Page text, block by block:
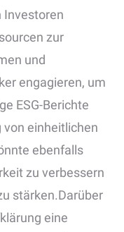
Investoren
zur
und
engagieren, um
ESG-Berichte
einheitlichen
ebenfalls
zu verbessern
stärken.Darüber
eine